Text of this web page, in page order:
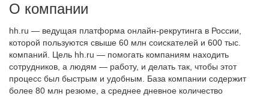
О компании
hh.ru — ведущая платформа онлайн-рекрутинга в России,
которой пользуются свыше 60 млн соискателей и 600 тыс.
компаний. Цель hh.ru — помогать компаниям находить
сотрудников, а людям — работу, и делать так, чтобы этот
процесс был быстрым и удобным. База компании содержит
более 80 млн резюме, а среднее дневное количество